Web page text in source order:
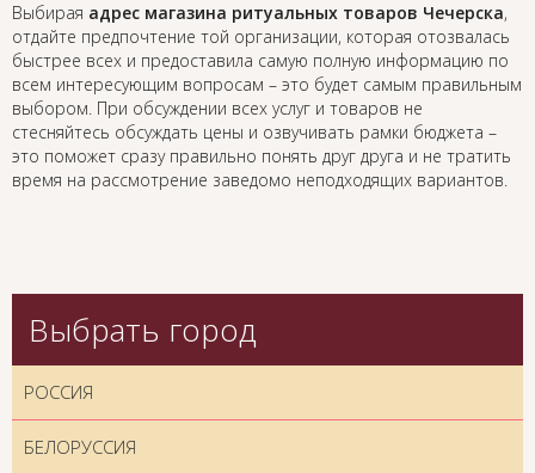
Выбирая адрес магазина ритуальных товаров Чечерска,
отдайте предпочтение той организации, которая отозвалась
быстрее всех и предоставила самую полную информацию по
всем интересующим вопросам – это будет самым правильным
выбором. При обсуждении всех услуг и товаров не
стесняйтесь обсуждать цены и озвучивать рамки бюджета –
это поможет сразу правильно понять друг друга и не тратить
время на рассмотрение заведомо неподходящих вариантов.
Выбрать город
РОССИЯ
БЕЛОРУССИЯ